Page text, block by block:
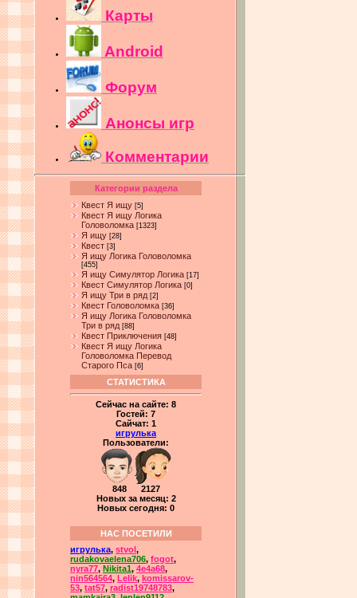
Карты
Android
Форум
Анонсы игр
Комментарии
Категории раздела
Квест Я ищу [5]
Квест Я ищу Логика
Головоломка [1323]
Я ищу [28]
Квест [3]
Я ищу Логика Головоломка
[455]
Я ищу Симулятор Логика [17]
Квест Симулятор Логика [0]
Я ищу Три в ряд [2]
Квест Головоломка [36]
Я ищу Логика Головоломка
Три в ряд [88]
Квест Приключения [48]
Квест Я ищу Логика
Головоломка Перевод
Старого Пса [6]
СТАТИСТИКА
Сейчас на сайте: 8
Гостей: 7
Сайчат: 1
игрулька
Пользователи:
848 2127
Новых за месяц: 2
Новых сегодня: 0
НАС ПОСЕТИЛИ
игрулька, stvol ,
rudakovaelena706, fogot,
nyra77, Nikita1, 4e4a68,
nin564564, Lelik, komissarov-
53, tat57, radist19748783,